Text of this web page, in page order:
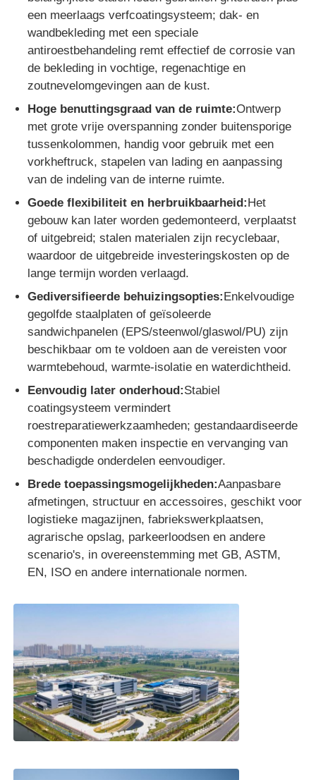
een meerlaags verfcoatingsysteem; dak- en
wandbekleding met een speciale
antiroestbehandeling remt effectief de corrosie van
de bekleding in vochtige, regenachtige en
zoutnevelomgevingen aan de kust.
Hoge benuttingsgraad van de ruimte:Ontwerp
met grote vrije overspanning zonder buitensporige
tussenkolommen, handig voor gebruik met een
vorkheftruck, stapelen van lading en aanpassing
van de indeling van de interne ruimte.
Goede flexibiliteit en herbruikbaarheid:Het
gebouw kan later worden gedemonteerd, verplaatst
of uitgebreid; stalen materialen zijn recyclebaar,
waardoor de uitgebreide investeringskosten op de
lange termijn worden verlaagd.
Gediversifieerde behuizingsopties:Enkelvoudige
gegolfde staalplaten of geïsoleerde
sandwichpanelen (EPS/steenwol/glaswol/PU) zijn
beschikbaar om te voldoen aan de vereisten voor
warmtebehoud, warmte-isolatie en waterdichtheid.
Eenvoudig later onderhoud:Stabiel
coatingsysteem vermindert
roestreparatiewerkzaamheden; gestandaardiseerde
componenten maken inspectie en vervanging van
beschadigde onderdelen eenvoudiger.
Brede toepassingsmogelijkheden:Aanpasbare
afmetingen, structuur en accessoires, geschikt voor
logistieke magazijnen, fabriekswerkplaatsen,
agrarische opslag, parkeerloodsen en andere
scenario's, in overeenstemming met GB, ASTM,
EN, ISO en andere internationale normen.